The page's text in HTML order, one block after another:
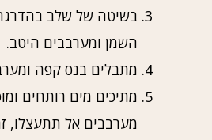
בשיטה של שלב
השמן ומערבבים היטב.
מתבלים בנס קפה
מתיכים מים רותחים
מערבבים אל תתעצלו,